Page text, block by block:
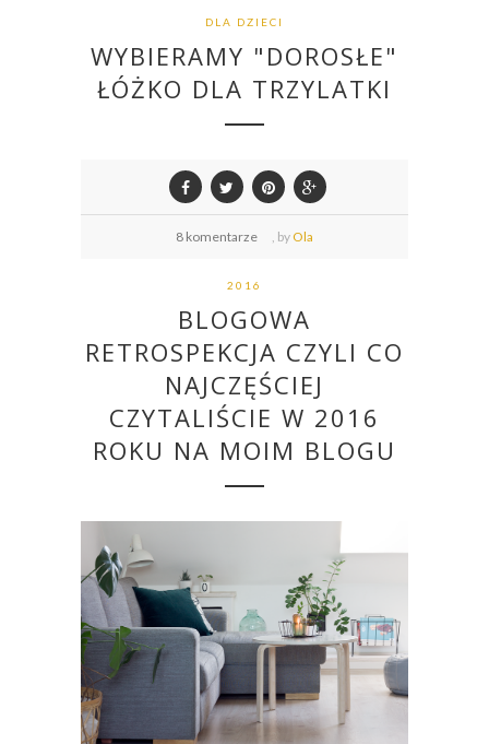
DLA DZIECI
WYBIERAMY "DOROSŁE"
ŁÓŻKO DLA TRZYLATKI
8 komentarze , by Ola
2016
BLOGOWA
RETROSPEKCJA CZYLI CO
NAJCZĘŚCIEJ
CZYTALIŚCIE W 2016
ROKU NA MOIM BLOGU